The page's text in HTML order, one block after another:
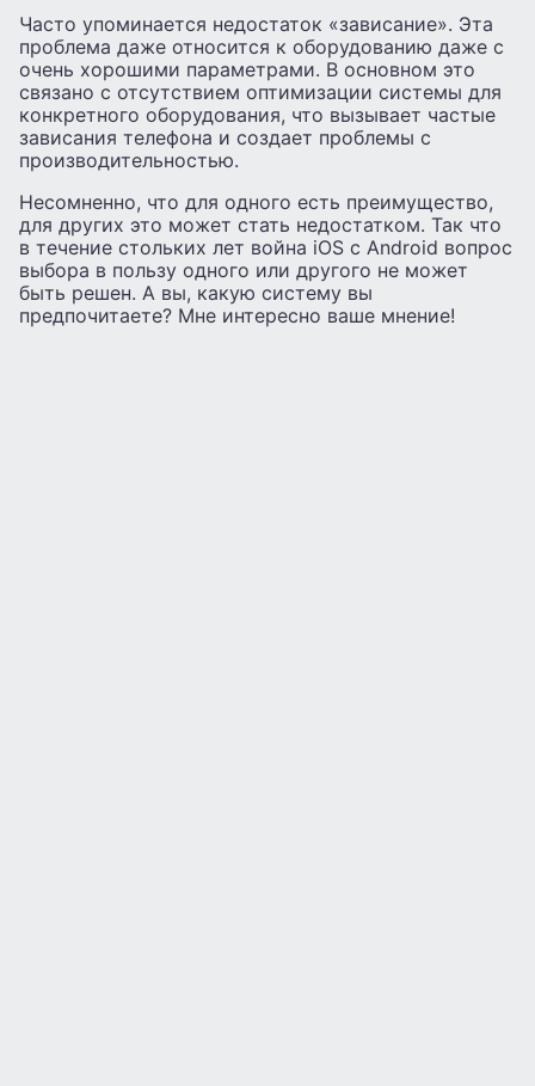
Часто упоминается недостаток «зависание». Эта
проблема даже относится к оборудованию даже с
очень хорошими параметрами. В основном это
связано с отсутствием оптимизации системы для
конкретного оборудования, что вызывает частые
зависания телефона и создает проблемы с
производительностью.
Несомненно, что для одного есть преимущество,
для других это может стать недостатком. Так что
в течение стольких лет война iOS с Android вопрос
выбора в пользу одного или другого не может
быть решен. А вы, какую систему вы
предпочитаете? Мне интересно ваше мнение!